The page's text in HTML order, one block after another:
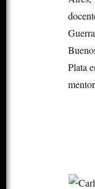
Plata